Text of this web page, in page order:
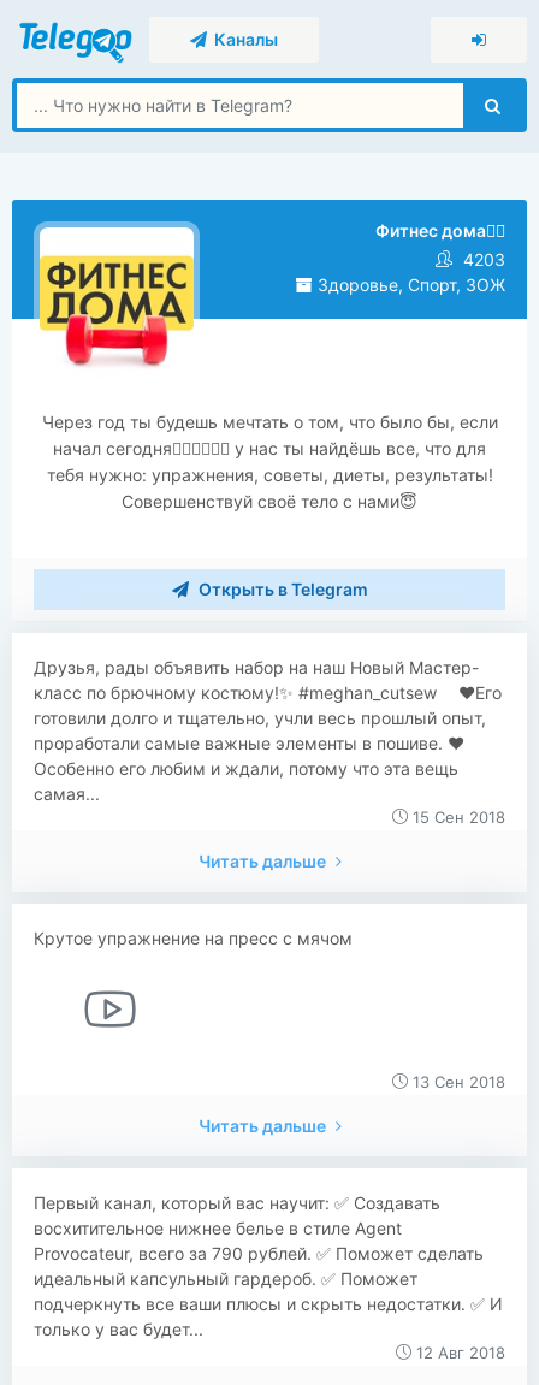
Каналы
Фитнес дома🏃‍♀️
4203
Здоровье, Спорт, ЗОЖ
Через год ты будешь мечтать о том, что было бы, если
начал сегодня🤸‍♀️🏋️‍♀️🧘‍♀️ у нас ты найдёшь все, что для
тебя нужно: упражнения, советы, диеты, результаты!
Совершенствуй своё тело с нами😇
Открыть в Telegram
​​Друзья, рады объявить набор на наш Новый Мастер-
класс по брючному костюму!✨ #meghan_cutsew ⠀ ❤️Его
готовили долго и тщательно, учли весь прошлый опыт,
проработали самые важные элементы в пошиве. ❤️
Особенно его любим и ждали, потому что эта вещь
самая...
15 Сен 2018
Читать дальше
Крутое упражнение на пресс с мячом
13 Сен 2018
Читать дальше
​​Первый канал, который вас научит: ✅ Создавать
восхитительное нижнее белье в стиле Agent
Provocateur, всего за 790 рублей. ✅ Поможет сделать
идеальный капсульный гардероб. ✅ Поможет
подчеркнуть все ваши плюсы и скрыть недостатки. ✅ И
только у вас будет...
12 Авг 2018